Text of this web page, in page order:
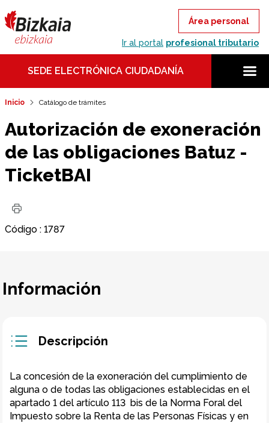
SEDE ELECTRÓNICA CIUDADANÍA
Ir al portal profesional tributario
Área personal
Inicio Catálogo de trámites
Autorización de exoneración
de las obligaciones Batuz -
TicketBAI
Código : 1787
Información
Descripción
La concesión de la exoneración del cumplimiento de
alguna o de todas las obligaciones establecidas en el
apartado 1 del artículo 113  bis de la Norma Foral del
Impuesto sobre la Renta de las Personas Físicas y en